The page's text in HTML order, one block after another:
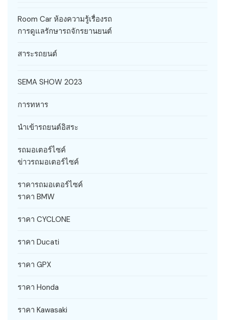
Room Car ห้องความรู้เรื่องรถ
การดูแลรักษารถจักรยานยนต์
สาระรถยนต์
SEMA SHOW 2023
การทหาร
นำเข้ารถยนต์อิสระ
รถมอเตอร์ไซค์
ข่าวรถมอเตอร์ไซค์
ราคารถมอเตอร์ไซค์
ราคา BMW
ราคา CYCLONE
ราคา Ducati
ราคา GPX
ราคา Honda
ราคา Kawasaki